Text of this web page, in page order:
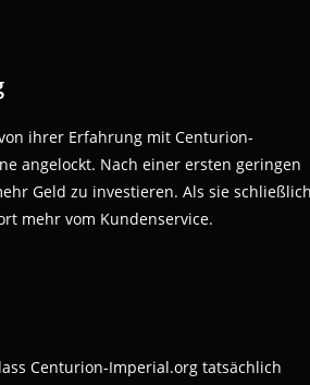
ihrer Erfahrung mit Centurion-
angelockt. Nach einer ersten geringen
Geld zu investieren. Als sie
mehr vom Kundenservice.
Centurion-Imperial.org tatsächlich